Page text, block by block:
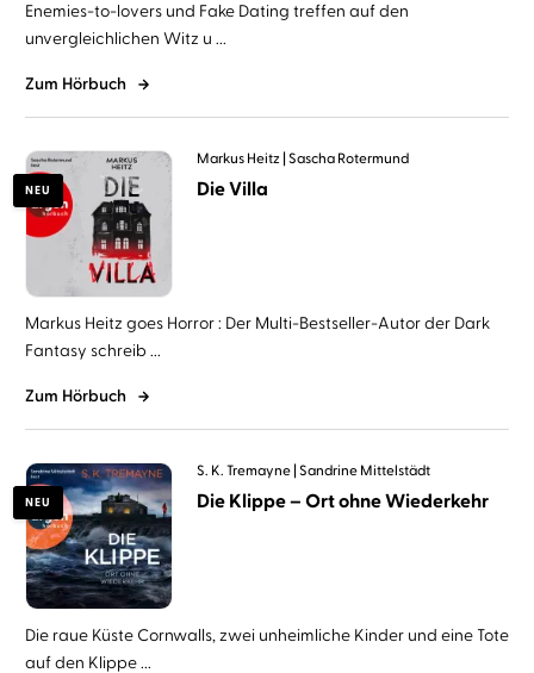
Enemies-to-lovers und Fake Dating treffen auf den
unvergleichlichen Witz u ...
Zum Hörbuch
NEU
Markus Heitz Sascha Rotermund
Die Villa
Markus Heitz goes Horror : Der Multi-Bestseller-Autor der Dark
Fantasy schreib ...
Zum Hörbuch
NEU
S. K. Tremayne Sandrine Mittelstädt
Die Klippe – Ort ohne Wiederkehr
Die raue Küste Cornwalls, zwei unheimliche Kinder und eine Tote
auf den Klippe ...